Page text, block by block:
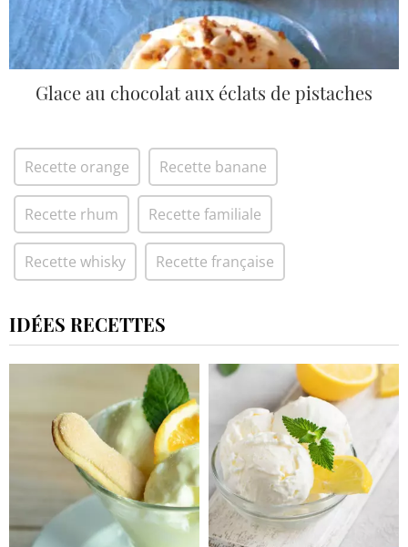
Glace au chocolat aux éclats de pistaches
Recette orange Recette banane
Recette rhum Recette familiale
Recette whisky Recette française
IDÉES RECETTES